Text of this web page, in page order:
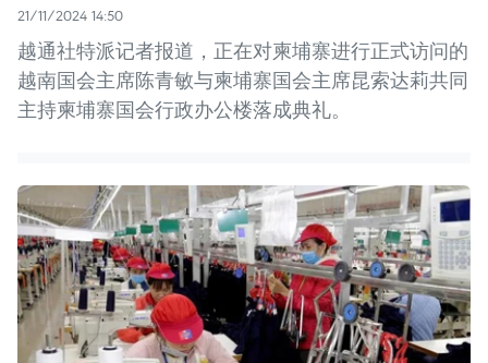
21/11/2024 14:50
越通社特派记者报道，正在对柬埔寨进行正式访问的
越南国会主席陈青敏与柬埔寨国会主席昆索达莉共同
主持柬埔寨国会行政办公楼落成典礼。